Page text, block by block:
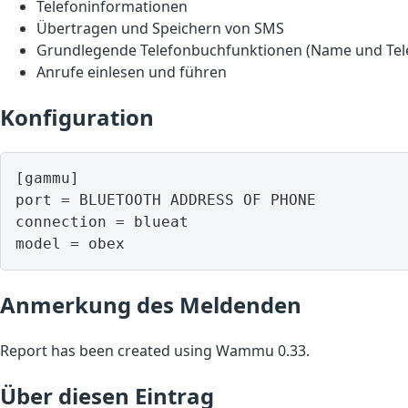
Telefoninformationen
Übertragen und Speichern von SMS
Grundlegende Telefonbuchfunktionen (Name und
Anrufe einlesen und führen
Konfiguration
[gammu]
port = BLUETOOTH ADDRESS OF PHONE
connection = blueat
model = obex
Anmerkung des Meldenden
Report has been created using Wammu 0.33.
Über diesen Eintrag